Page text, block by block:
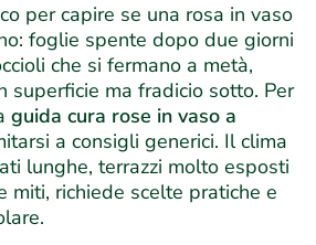
per capire se una rosa in vaso
foglie spente dopo due giorni
che si fermano a metà,
superficie ma fradicio sotto. Per
guida cura rose in vaso a
a consigli generici. Il clima
lunghe, terrazzi molto esposti
miti, richiede scelte pratiche e